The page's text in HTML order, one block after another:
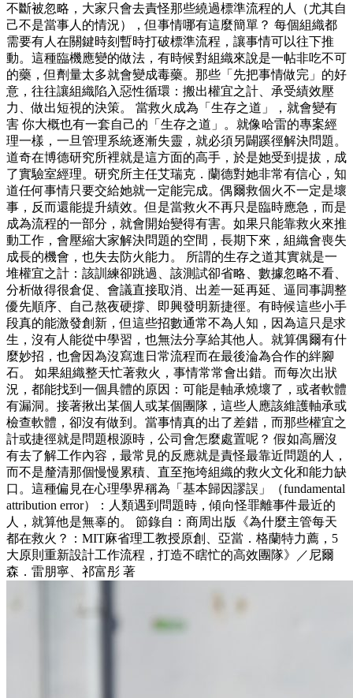
不斷被忽略，大家只會去責怪那些繞過標準流程的人（尤其自
己不是當事人的情況），但事情哪有這麼簡單？ 每個組織都
需要有人在關鍵時刻暫時打破標準流程，讓事情可以往下推
動。這種臨機應變的做法，有時候對組織來說是一帖非吃不可
的藥，但劑量太多就會變成毒藥。那些「先把事情做完」的好
意，往往讓組織陷入惡性循環：搬出權宜之計、承受績效壓
力、做出短視的決策。 當救火成為「生存之道」，就會變有
害 你大概也有一套自己的「生存之道」。就像哈雷的專案經
理一樣，一旦管理系統逐漸失靈，就必須另闢蹊徑解決問題。
道奇在博德研究所裡就是這方面的高手，於是她受到提拔，成
了實驗室經理。研究所主任艾瑞克．蘭德對她非常有信心，知
道任何事情只要交給她就一定能完成。偶爾救個火不一定是壞
事，反而還能提升績效。但是當救火不再只是臨時應急，而是
成為流程的一部分，就會開始變得有害。如果只能靠救火來推
動工作，會壓縮大家解決問題的空間，長期下來，組織會喪失
成長的機會，也失去防火能力。 所謂的生存之道其實就是一
堆權宜之計：該訓練卻跳過、該測試卻省略、數據忽略不看、
分析做得很倉促、會議直接取消、出差一延再延、逼同事調整
優先順序、自己熬夜硬撐、即興發明新捷徑。有時候這些小手
段真的能激發創新，但這些招數通常不為人知，因為這只是求
生，沒有人能從中學習，也無法分享給其他人。就算偶爾有什
麼妙招，也會因為沒寫進日常流程而在最後淪為合作的絆腳
石。 如果組織整天忙著救火，事情常常會出錯。而每次出狀
況，都能找到一個具體的原因：可能是軸承燒壞了，或者軟體
有漏洞。接著揪出某個人或某個團隊，這些人應該維護軸承或
檢查軟體，卻沒有做到。當事情真的出了差錯，而那些權宜之
計或捷徑就是問題根源時，公司會怎麼處置呢？ 假如高層沒
有去了解工作內容，最常見的反應就是責怪最靠近問題的人，
而不是釐清那個慢慢累積、直至拖垮組織的救火文化和能力缺
口。這種偏見在心理學界稱為「基本歸因謬誤」（fundamental
attribution error）：人類遇到問題時，傾向怪罪離事件最近的
人，就算他是無辜的。 節錄自：商周出版《為什麼主管每天
都在救火？：MIT麻省理工教授原創、亞當．格蘭特力薦，5
大原則重新設計工作流程，打造不瞎忙的高效團隊》／尼爾
森．雷朋寧、祁富彤 著